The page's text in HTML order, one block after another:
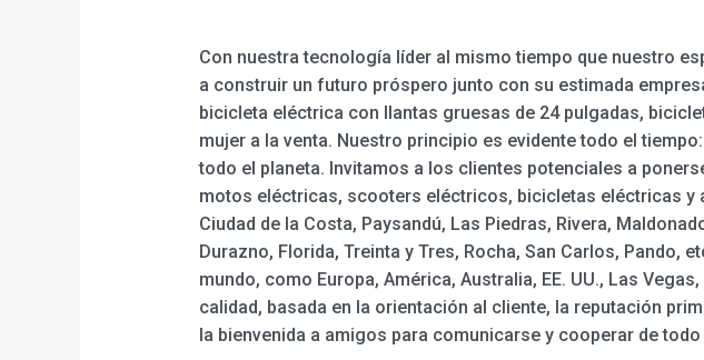
Con nuestra tecnología líder al mismo tiempo que nuestro
a construir un futuro próspero junto con su estimada
bicicleta eléctrica con llantas gruesas de 24 pulgadas,
mujer a la venta. Nuestro principio es evidente todo el
todo el planeta. Invitamos a los clientes potenciales a
motos eléctricas, scooters eléctricos, bicicletas eléctricas
Ciudad de la Costa, Paysandú, Las Piedras, Rivera,
Durazno, Florida, Treinta y Tres, Rocha, San Carlos,
mundo, como Europa, América, Australia, EE. UU., Las
calidad, basada en la orientación al cliente, la reputación
la bienvenida a amigos para comunicarse y cooperar de